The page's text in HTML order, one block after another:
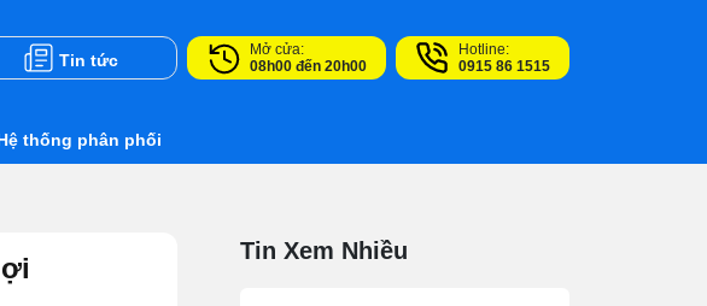
Tin tức
Mở cửa:
08h00 đến 20h00
Hotline:
0915 86 1515
thống phân phối
Tin Xem Nhiều